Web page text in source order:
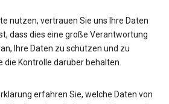
nutzen, vertrauen Sie uns Ihre Daten
dass dies eine große Verantwortung
Ihre Daten zu schützen und zu
die Kontrolle darüber behalten.
erfahren Sie, welche Daten von